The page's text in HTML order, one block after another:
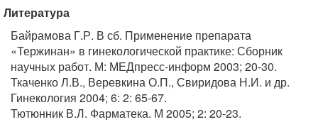
Литература
Байрамова Г.Р. В сб. Применение препарата
«Тержинан» в гинекологической практике: Сборник
научных работ. М: МЕДпресс-информ 2003; 20-30.
Ткаченко Л.В., Веревкина О.П., Свиридова Н.И. и др.
Гинекология 2004; 6: 2: 65-67.
Тютюнник В.Л. Фарматека. М 2005; 2: 20-23.